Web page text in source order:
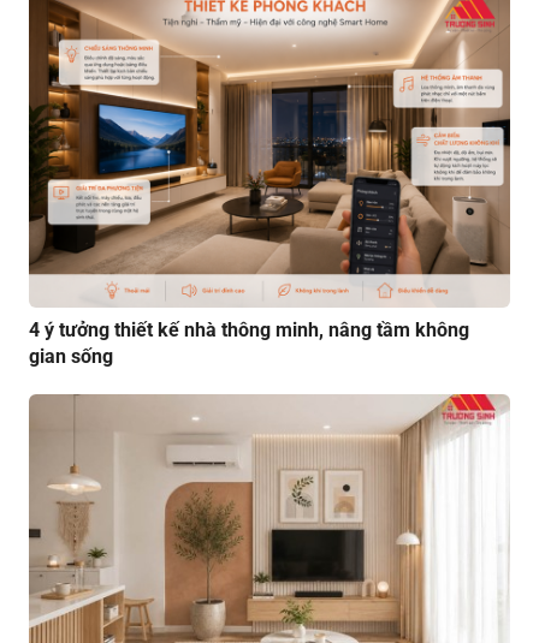
4 ý tưởng thiết kế nhà thông minh, nâng tầm không
gian sống